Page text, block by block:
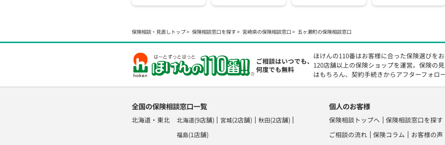
保険相談・見直しトップ 保険相談窓口を探す 宮崎県の保険相談窓口 五ヶ瀬町の保険相談窓口
ご相談はいつでも、
何度でも無料
ほけんの110番はお客様に合った保険選びを
120店舗以上の保険ショップを運営。保険の
はもちろん、契約手続きからアフターフォロ
全国の保険相談窓口一覧
北海道・東北 北海道(9店舗) 宮城(2店舗) 秋田(2店舗)
福島(1店舗)
個人のお客様
保険相談トップへ 保険相談窓口を探す
ご相談の流れ
保険コラム お客様の声